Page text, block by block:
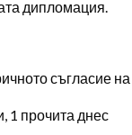
дипломация.
съгласие
1 прочита днес